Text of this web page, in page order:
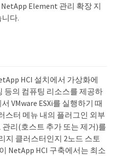
Element 관리 확장 지
다.
HCI 설치에서 가상화에
등의 컴퓨팅 리소스를 제공하
VMware ESXi를 실행하기 때
스터 메뉴 내의 플러그인 외부
리(호스트 추가 또는 제거)를
지 클러스터인지 2노드 스토
NetApp HCI 구축에서는 최소